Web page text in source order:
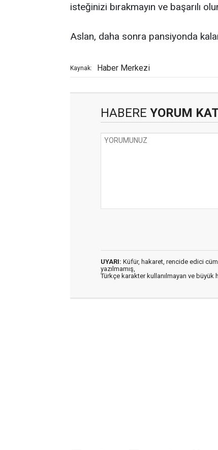
isteğinizi bırakmayın ve başarılı
Aslan, daha sonra pansiyonda
Kaynak: Haber Merkezi
HABERE YORUM
UYARI: Küfür, hakaret, rencide edici
yazılmamış,
Türkçe karakter kullanılmayan ve büyük